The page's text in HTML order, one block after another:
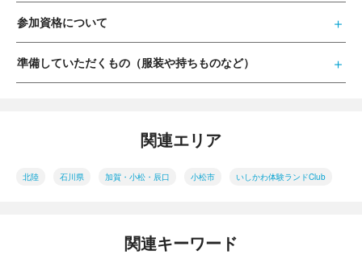
参加資格について
準備していただくもの（服装や持ちものなど）
関連エリア
北陸 石川県 加賀・小松・辰口 小松市 いしかわ体験ランドClub
関連キーワード